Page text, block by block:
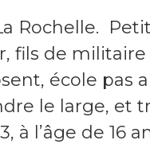
Rochelle.
fils de militaire
école pas
le large, et
à l’âge de 16